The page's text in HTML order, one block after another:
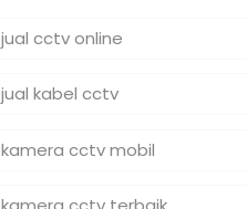
jual cctv online
jual kabel cctv
kamera cctv mobil